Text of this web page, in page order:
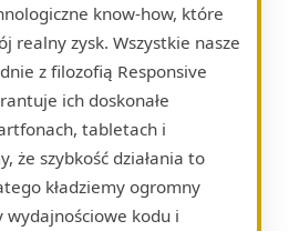
know-how, które
realny zysk. Wszystkie nasze
z filozofią Responsive
ich doskonałe
tabletach i
że szybkość działania to
kładziemy ogromny
kodu i